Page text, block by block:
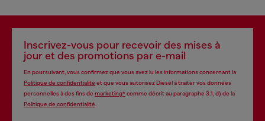
Inscrivez-vous pour recevoir des mises à
jour et des promotions par e-mail
En poursuivant, vous confirmez que vous avez lu les informations concernant la
Politique de confidentialité et que vous autorisez Diesel à traiter vos données
personnelles à des fins de marketing*comme décrit au paragraphe 3.1, d) de la
Politique de confidentialité.